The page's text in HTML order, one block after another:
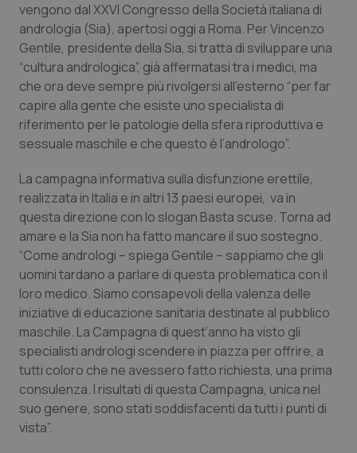
Liguria
Lombardia
Marche
Molise
Piemonte
Provincia Autonoma di Bolzano
Provincia Autonoma di Trento
Puglia
Sardegna
Sicilia
Disturbi dell’umore
Dolore
Donna & Salute
Epatiti
HIV
Infezioni & Febbre
Ipertensione & Scompenso
Malattie rare
Malattia di Crohn & Rettocolite Ulcerosa
Neuroscienze & patologie neurodegenerative
vengono dal XXVI Congresso della Società italiana di
andrologia (Sia), apertosi oggi a Roma. Per Vincenzo
Gentile, presidente della Sia, si tratta di sviluppare una
“cultura andrologica”, già affermatasi tra i medici, ma
che ora deve sempre più rivolgersi all’esterno “per far
capire alla gente che esiste uno specialista di
riferimento per le patologie della sfera riproduttiva e
sessuale maschile e che questo è l’andrologo”.
La campagna informativa sulla disfunzione erettile,
realizzata in Italia e in altri 13 paesi europei, va in
questa direzione con lo slogan Basta scuse. Torna ad
amare e la Sia non ha fatto mancare il suo sostegno.
“Come andrologi – spiega Gentile – sappiamo che gli
uomini tardano a parlare di questa problematica con il
loro medico. Siamo consapevoli della valenza delle
iniziative di educazione sanitaria destinate al pubblico
maschile. La Campagna di quest’anno ha visto gli
specialisti andrologi scendere in piazza per offrire, a
tutti coloro che ne avessero fatto richiesta, una prima
consulenza. I risultati di questa Campagna, unica nel
suo genere, sono stati soddisfacenti da tutti i punti di
vista”.